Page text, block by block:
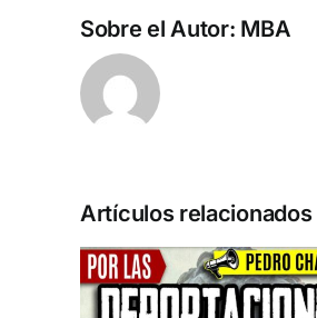
Sobre el Autor: MBA
Artículos relacionados
Acto en